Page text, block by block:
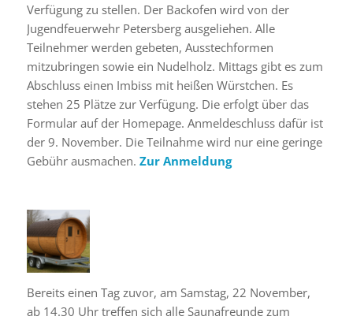
Verfügung zu stellen. Der Backofen wird von der
Jugendfeuerwehr Petersberg ausgeliehen. Alle
Teilnehmer werden gebeten, Ausstechformen
mitzubringen sowie ein Nudelholz. Mittags gibt es zum
Abschluss einen Imbiss mit heißen Würstchen. Es
stehen 25 Plätze zur Verfügung. Die erfolgt über das
Formular auf der Homepage. Anmeldeschluss dafür ist
der 9. November. Die Teilnahme wird nur eine geringe
Gebühr ausmachen. Zur Anmeldung
Bereits einen Tag zuvor, am Samstag, 22 November,
ab 14.30 Uhr treffen sich alle Saunafreunde zum